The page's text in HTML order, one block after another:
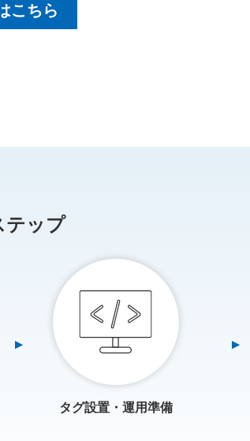
こちら
テップ
タグ設置・運用準備